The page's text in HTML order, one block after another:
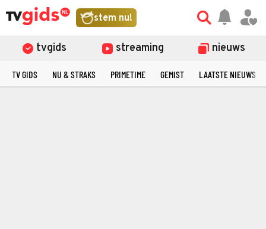
stem nu!
tvgids streaming nieuws
TV GIDS NU & STRAKS PRIMETIME GEMIST LAATSTE NIEUWS